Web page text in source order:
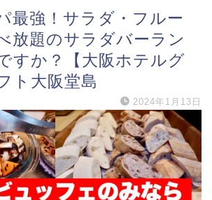
最強！サラダ・フルー
放題のサラダバーラン
すか？【大阪ホテルグ
ト大阪堂島
2024年1月13日